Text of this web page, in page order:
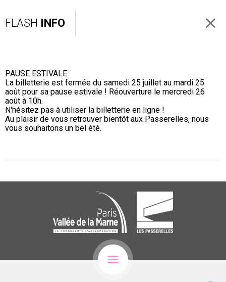
FLASH INFO
PAUSE ESTIVALE
La billetterie est fermée du samedi 25 juillet au mardi 25
août pour sa pause estivale ! Réouverture le mercredi 26
août à 10h.
N'hésitez pas à utiliser la billetterie en ligne !
Au plaisir de vous retrouver bientôt aux Passerelles, nous
vous souhaitons un bel été.